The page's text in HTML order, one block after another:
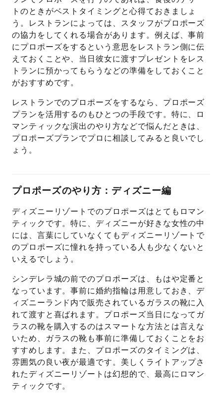
トのときがベストタイミングと心得ておきましょ
う。レストランによっては、スタッフがプロポーズ
の協力をしてくれる場合があります。例えば、事前
にプロポーズをするという意思をレストラン側に伝
えておくことや、当日彼女に渡すプレゼントをレス
トランに預かってもらうなどの準備をしておくこと
がおすすめです。
レストランでのプロポーズをするなら、プロポーズ
プランを活用するのもひとつの手段です。特に、ロ
マンティックな演出のやり方などで悩んだときは、
プロポーズプランでプロに相談してみると良いでし
ょう。
プロポーズのやり方：ディズニー編
ディズニーリゾートでのプロポーズはとてもロマン
ティックです。特に、ディズニーが好きな女性の中
には、言葉にしていなくてもディズニーリゾートで
のプロポーズに憧れを持っている人も少なくないと
いえるでしょう。
シンデレラ城の前でのプロポーズは、もはや定番と
なっています。事前に婚約指輪は用意しておき、デ
ィズニーランド内で販売されているガラスの靴に入
れて渡すと喜ばれます。プロポーズ当日になってガ
ラスの靴を購入するのはスマートな方法とは言えな
いため、ガラスの靴も事前に準備しておくことをお
すすめします。また、プロポーズのタイミングは、
雰囲気の良い夜が最適です。美しくライトアップさ
れたディズニーリゾートは幻想的で、最高にロマン
ティックです。